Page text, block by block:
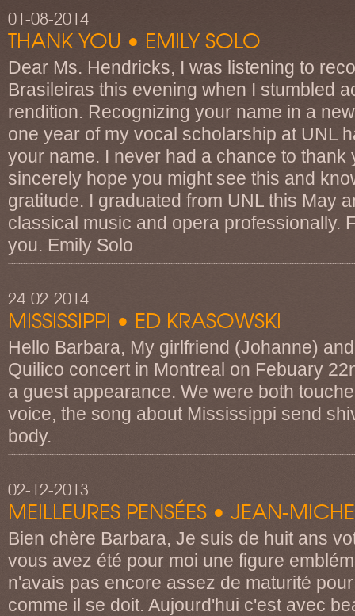
01-08-2014
THANK YOU • EMILY SOLO
Dear Ms. Hendricks, I was listening to
Brasileiras this evening when I stumbled
rendition. Recognizing your name in a
one year of my vocal scholarship at UNL
your name. I never had a chance to thank
sincerely hope you might see this and
gratitude. I graduated from UNL this May
classical music and opera professionally.
you. Emily Solo
24-02-2014
MISSISSIPPI • ED KRASOWSKI
Hello Barbara, My girlfriend (Johanne)
Quilico concert in Montreal on Febuary
a guest appearance. We were both
voice, the song about Mississippi send
body.
02-12-2013
MEILLEURES PENSÉES • JEAN-
Bien chère Barbara, Je suis de huit ans
vous avez été pour moi une figure
n'avais pas encore assez de maturité
comme il se doit. Aujourd'hui c'est avec